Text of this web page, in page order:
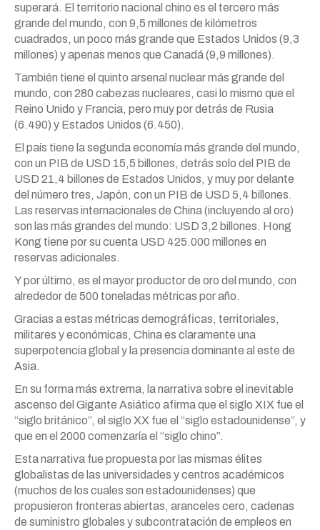
superará. El territorio nacional chino es el tercero más
grande del mundo, con 9,5 millones de kilómetros
cuadrados, un poco más grande que Estados Unidos (9,3
millones) y apenas menos que Canadá (9,9 millones).
También tiene el quinto arsenal nuclear más grande del
mundo, con 280 cabezas nucleares, casi lo mismo que el
Reino Unido y Francia, pero muy por detrás de Rusia
(6.490) y Estados Unidos (6.450).
El país tiene la segunda economía más grande del mundo,
con un PIB de USD 15,5 billones, detrás solo del PIB de
USD 21,4 billones de Estados Unidos, y muy por delante
del número tres, Japón, con un PIB de USD 5,4 billones.
Las reservas internacionales de China (incluyendo al oro)
son las más grandes del mundo: USD 3,2 billones. Hong
Kong tiene por su cuenta USD 425.000 millones en
reservas adicionales.
Y por último, es el mayor productor de oro del mundo, con
alrededor de 500 toneladas métricas por año.
Gracias a estas métricas demográficas, territoriales,
militares y económicas, China es claramente una
superpotencia global y la presencia dominante al este de
Asia.
En su forma más extrema, la narrativa sobre el inevitable
ascenso del Gigante Asiático afirma que el siglo XIX fue el
“siglo británico”, el siglo XX fue el “siglo estadounidense”, y
que en el 2000 comenzaría el “siglo chino”.
Esta narrativa fue propuesta por las mismas élites
globalistas de las universidades y centros académicos
(muchos de los cuales son estadounidenses) que
propusieron fronteras abiertas, aranceles cero, cadenas
de suministro globales y subcontratación de empleos en